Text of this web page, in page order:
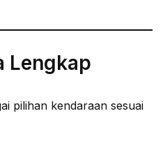
Lengkap
pilihan kendaraan sesuai